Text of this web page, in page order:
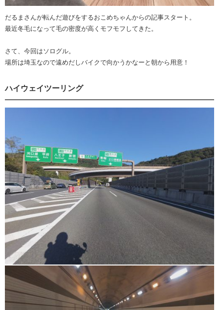
だるまさんが転んだ遊びをするおこめちゃんからの記事スタート。
最近冬毛になって毛の密度が高くモフモフしてきた。
さて、今回はソログル。
場所は埼玉なので遠めだしバイクで向かうかなーと朝から用意！
ハイウェイツーリング